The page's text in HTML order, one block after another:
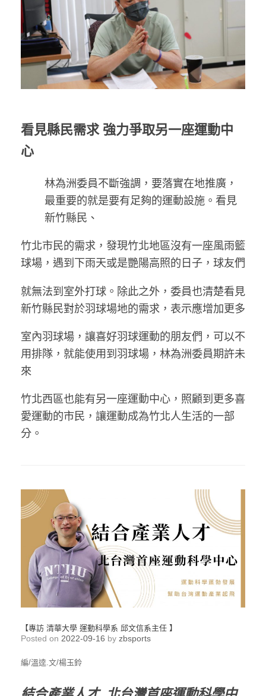
看見縣民需求 強力爭取另一座運動中
心
林為洲委員不斷強調，要落實在地推廣，
最重要的就是要有足夠的運動設施。看見
新竹縣民、
竹北市民的需求，發現竹北地區沒有一座風雨籃
球場，遇到下雨天或是艷陽高照的日子，球友們
就無法到室外打球。除此之外，委員也清楚看見
新竹縣民對於羽球場地的需求，表示應增加更多
室內羽球場，讓喜好羽球運動的朋友們，可以不
用排隊，就能使用到羽球場，林為洲委員期許未
來
竹北西區也能有另一座運動中心，照顧到更多喜
愛運動的市民，讓運動成為竹北人生活的一部
分。
【專訪 清華大學 運動科學系 邱文信系主任 】
Posted on 2022-09-16 by zbsports
編/溫逵.文/楊玉鈴